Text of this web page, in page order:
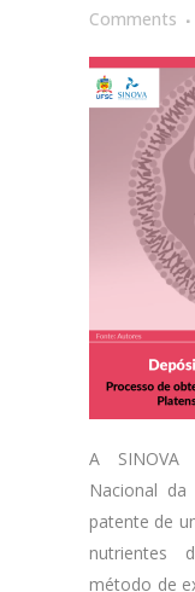
Comments
A
Nacional da
patente de
nutrientes
método de